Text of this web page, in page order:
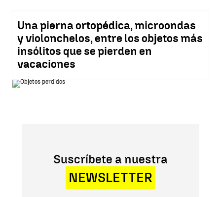
Una pierna ortopédica, microondas
y violonchelos, entre los objetos más
insólitos que se pierden en
vacaciones
Suscríbete a nuestra
NEWSLETTER